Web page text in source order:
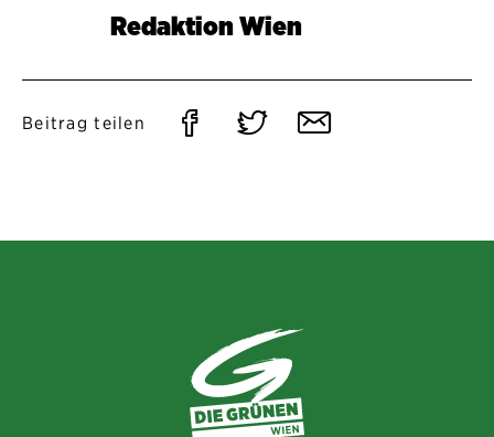
Redaktion Wien
Beitrag teilen
Auf Auf Per